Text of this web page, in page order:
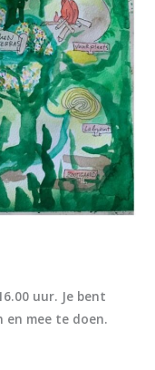
uur. Je bent
en mee te doen.